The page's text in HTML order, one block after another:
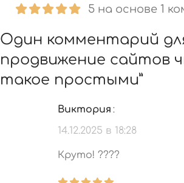
5 на основе 1
Один комментарий
продвижение сайтов
такое простыми”
Виктория :
14.12.2025 в 18:28
Круто! ????